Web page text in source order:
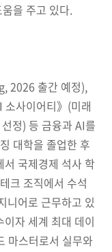
을 주고 있다.
2026 출간 예정),
소사이어티》(미래
정) 등 금융과 AI를
대학을 졸업한 후
국제경제 석사 학
크 조직에서 수석
니어로 근무하고 있
자 세계 최대 데이
마스터로서 실무와